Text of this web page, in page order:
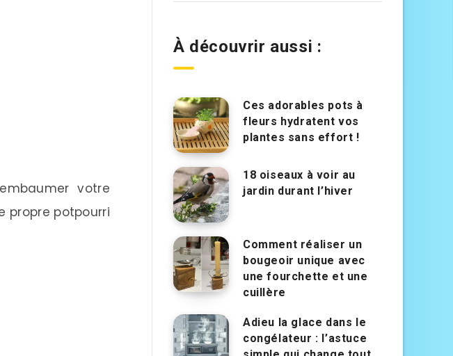
votre
propre potpourri
À découvrir aussi :
Ces adorables pots à
fleurs hydratent vos
plantes sans effort !
18 oiseaux à voir au
jardin durant l’hiver
Comment réaliser un
bougeoir unique avec
une fourchette et une
cuillère
Adieu la glace dans le
congélateur : l’astuce